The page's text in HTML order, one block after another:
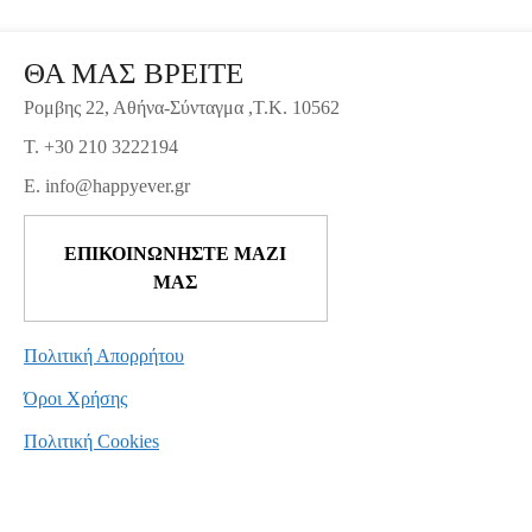
ΘΑ ΜΑΣ ΒΡΕΙΤΕ
Ρομβης 22, Αθήνα-Σύνταγμα ,Τ.Κ. 10562
T. +30 210 3222194
E. info@happyever.gr
ΕΠΙΚΟΙΝΩΝΗΣΤΕ ΜΑΖΙ
ΜΑΣ
Πολιτική Απορρήτου
Όροι Χρήσης
Πολιτική Cookies